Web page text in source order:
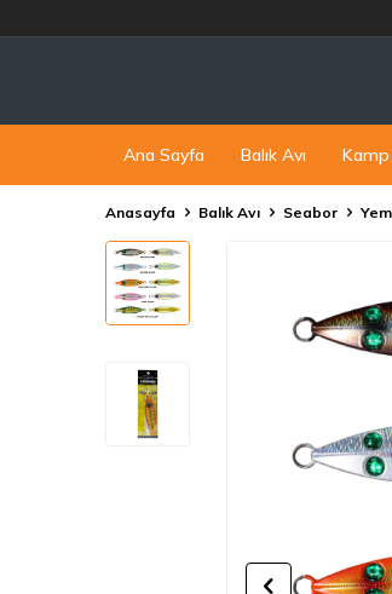
Ana Sayfa Balık Avı Kamp
Anasayfa Balık Avı Seabor